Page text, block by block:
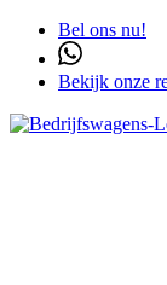
Bel ons nu!
Bekijk